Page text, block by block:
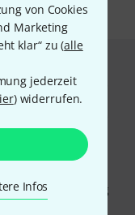
von Cookies
Marketing
klar“ zu (alle
jederzeit
) widerrufen.
Infos
PayPal,
Ratenzahlung